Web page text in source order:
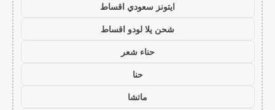
ايتونز سعودي اقساط
شحن يلا لودو اقساط
حناء شعر
حنا
ماتشا